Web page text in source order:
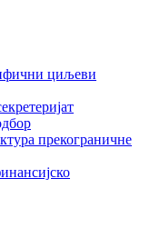
циљеви
прекограничне